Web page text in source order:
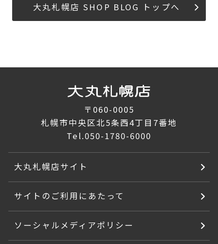
大丸札幌店 SHOP BLOG トップへ
〒060-0005
札幌市中央区北5条西4丁目7番地
Tel.050-1780-6000
大丸札幌店サイト
サイトのご利用にあたって
ソーシャルメディアポリシー